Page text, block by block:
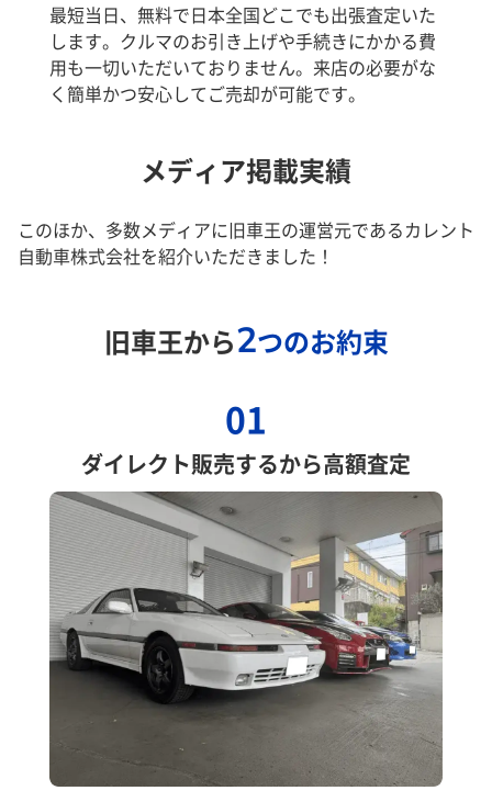
最短当日、無料で日本全国どこでも出張査定いた
します。クルマのお引き上げや手続きにかかる費
用も一切いただいておりません。来店の必要がな
く簡単かつ安心してご売却が可能です。
メディア掲載実績
このほか、多数メディアに旧車王の運営元であるカレント
自動車株式会社を紹介いただきました！
旧車王から2つのお約束
01
ダイレクト販売するから高額査定